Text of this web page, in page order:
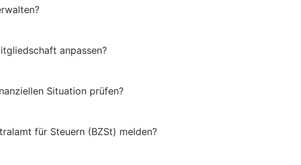
anpassen?
Situation prüfen?
für Steuern (BZSt) melden?